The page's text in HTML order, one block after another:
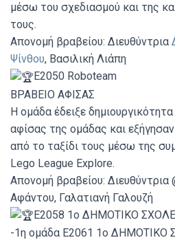
μέσω του σχεδιασμού και της
τους.
Απονομή βραβείου: Διευθύντρια
Ψίνθου, Βασιλική Λιάπη
E2050 Roboteam
ΒΡΑΒΕΙΟ ΑΦΙΣΑΣ
Η ομάδα έδειξε
αφίσας της ομάδας και
από το ταξίδι τους μέσω της
Lego League Explore.
Απονομή βραβείου: Διευθύντρια
Αφάντου, Γαλατιανή Γαλουζή
E2058 1ο ΔΗΜΟΤΙΚΟ
-1η ομάδα E2061 1ο ΔΗΜΟΤΙΚΟ